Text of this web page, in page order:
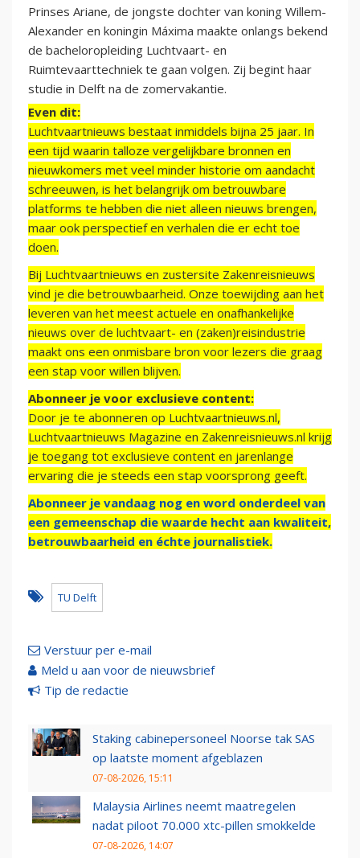
Prinses Ariane, de jongste dochter van koning Willem-
Alexander en koningin Máxima maakte onlangs bekend
de bacheloropleiding Luchtvaart- en
Ruimtevaarttechniek te gaan volgen. Zij begint haar
studie in Delft na de zomervakantie.
Even dit:
Luchtvaartnieuws bestaat inmiddels bijna 25 jaar. In
een tijd waarin talloze vergelijkbare bronnen en
nieuwkomers met veel minder historie om aandacht
schreeuwen, is het belangrijk om betrouwbare
platforms te hebben die niet alleen nieuws brengen,
maar ook perspectief en verhalen die er echt toe
doen.
Bij Luchtvaartnieuws en zustersite Zakenreisnieuws
vind je die betrouwbaarheid. Onze toewijding aan het
leveren van het meest actuele en onafhankelijke
nieuws over de luchtvaart- en (zaken)reisindustrie
maakt ons een onmisbare bron voor lezers die graag
een stap voor willen blijven.
Abonneer je voor exclusieve content:
Door je te abonneren op Luchtvaartnieuws.nl,
Luchtvaartnieuws Magazine en Zakenreisnieuws.nl krijg
je toegang tot exclusieve content en jarenlange
ervaring die je steeds een stap voorsprong geeft.
Abonneer je vandaag nog en word onderdeel van
een gemeenschap die waarde hecht aan kwaliteit,
betrouwbaarheid en échte journalistiek.
TU Delft
Verstuur per e-mail
Meld u aan voor de nieuwsbrief
Tip de redactie
Staking cabinepersoneel Noorse tak SAS
op laatste moment afgeblazen
07-08-2026, 15:11
Malaysia Airlines neemt maatregelen
nadat piloot 70.000 xtc-pillen smokkelde
07-08-2026, 14:07